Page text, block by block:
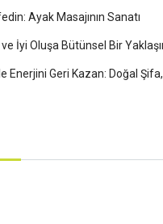
Ayak Masajının Sanatı
ve İyi Oluşa Bütünsel Bir
Enerjini Geri Kazan: Doğal